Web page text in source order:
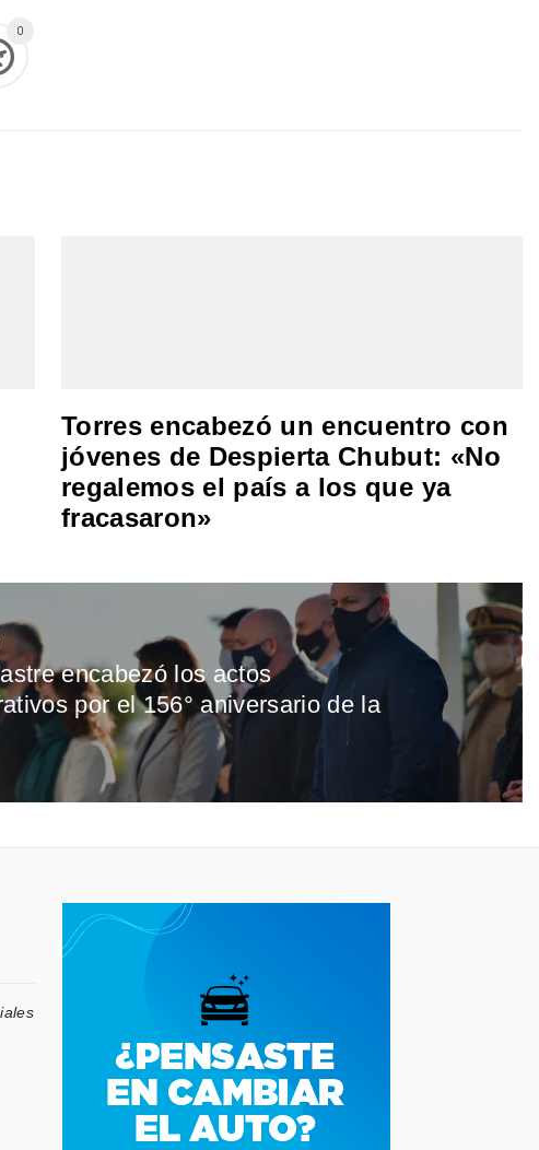
0
Torres encabezó un encuentro con
jóvenes de Despierta Chubut: «No
regalemos el país a los que ya
fracasaron»
encabezó los actos
por el 156° aniversario de la